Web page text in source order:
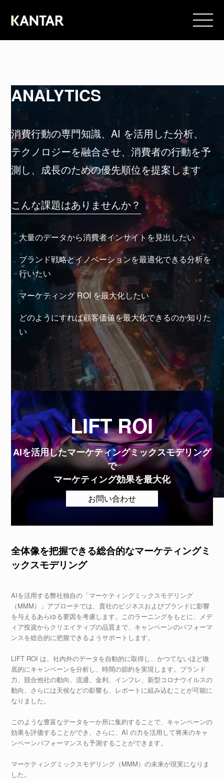
ANALYTICS
消費行動の専門知識、AI を活用した分析、
テクノロジーを融合させ、消費者の行動を予
測し、成長のための優先順位を提案します
こんな課題はありませんか？
大量のデータから消費者インサイトを見出したい
ブランド戦略とイノベーションを最適化できる分析を
行いたい
マーケティング ROI を最大化したい
どのようにすれば顧客価値を最大化できるのか知りた
い
LIFT ROI
AIを活用したマーケティングミックスモデリング
で
マーケティング効果を最大化
お問い合わせ
全体像を把握できる総合的なマーケティングミ
ックスモデリング
AIを活用する弊社独自の「マーケティングミックスモデリング
（MMM）」アプローチでは、貴社のビジネスおよびブランドに影響
を与えるあらゆる要因を考慮します。このラーニングをもとに、メデ
ィア投資からクリエイティブの品質まで、キャンペーンのパフォーマ
ンスを総合的に把握できるようサポートします。
LIFT ROI は、社内外のデータを自動的に取得し、かつてないほど徹
底的にキャンペーンを分析し、時間の節約を実現します。ブランド
力、競合他社の動向、流通、金利、インフレ、新型コロナウイルスの
動向、さらには天候などの影響も、レポートに組み込むことが可能に
なりました。
このような豊富なデータを一か所に集約することで、キャンペーンの
効果を評価することができ、さらに、AI の力を活用して将来のキャ
ンペーンパフォーマンスも予測することができます。
マーケティングミックスモデリング（MMM）の未来が現実になりま
した。